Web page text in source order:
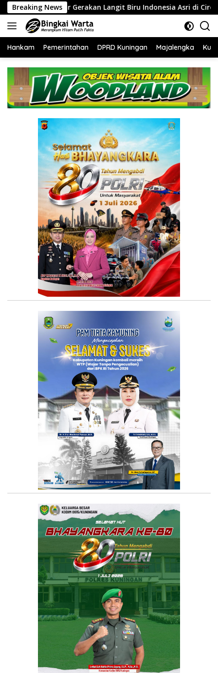
Langsung
ke
konten
Breaking News
Langit Biru Indonesia Asri di Cirebon ‎Tingkatkan
Hankam Pemerintahan DPRD Kuningan Majalengka